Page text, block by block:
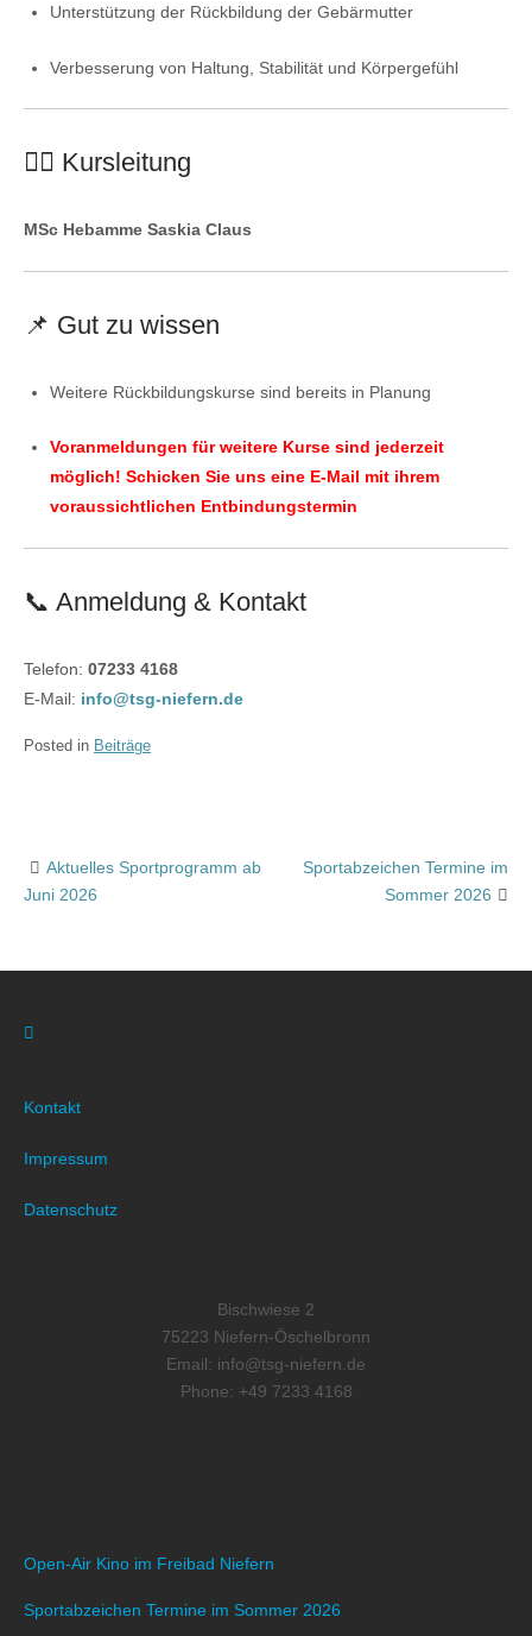
Unterstützung der Rückbildung der Gebärmutter
Verbesserung von Haltung, Stabilität und Körpergefühl
👩‍⚕️ Kursleitung
MSc Hebamme Saskia Claus
📌 Gut zu wissen
Weitere Rückbildungskurse sind bereits in Planung
Voranmeldungen für weitere Kurse sind jederzeit
möglich! Schicken Sie uns eine E-Mail mit ihrem
voraussichtlichen Entbindungstermin
📞 Anmeldung & Kontakt
Telefon: 07233 4168
E-Mail: info@tsg-niefern.de
Posted in Beiträge
Post
Aktuelles Sportprogramm ab
Juni 2026
Sportabzeichen Termine im
Sommer 2026
Kontakt
Impressum
Datenschutz
Bischwiese 2
75223 Niefern-Öschelbronn
Email: info@tsg-niefern.de
Phone: +49 7233 4168
Open-Air Kino im Freibad Niefern
Sportabzeichen Termine im Sommer 2026